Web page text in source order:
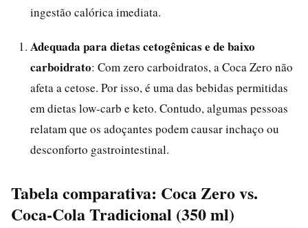
ingestão calórica imediata.
Adequada para dietas cetogênicas e de baixo
carboidrato: Com zero carboidratos, a Coca Zero não
afeta a cetose. Por isso, é uma das bebidas permitidas
em dietas low-carb e keto. Contudo, algumas pessoas
relatam que os adoçantes podem causar inchaço ou
desconforto gastrointestinal.
Tabela comparativa: Coca Zero vs.
Coca-Cola Tradicional (350 ml)